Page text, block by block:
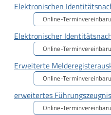
Elektronischen
Online-
Elektronischer
Online-
Erweiterte
Online-
erweitertes
Online-